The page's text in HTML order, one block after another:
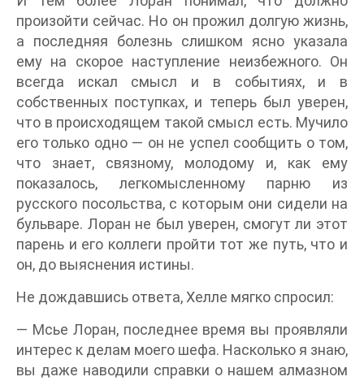
произойти сейчас. Но он прожил долгую жизнь,
а последняя болезнь слишком ясно указала
ему на скорое наступление неизбежного. Он
всегда искал смысл и в событиях, и в
собственных поступках, и теперь был уверен,
что в происходящем такой смысл есть. Мучило
его только одно — он не успел сообщить о том,
что знает, связному, молодому и, как ему
показалось, легкомысленному парню из
русского посольства, с которым они сидели на
бульваре. Лоран не был уверен, смогут ли этот
парень и его коллеги пройти тот же путь, что и
он, до выяснения истины.
Не дождавшись ответа, Хелле мягко спросил:
— Мсье Лоран, последнее время вы проявляли
интерес к делам моего шефа. Насколько я знаю,
вы даже наводили справки о нашем алмазном